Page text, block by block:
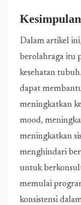
Kesimpulan
Dalam artikel
berolahraga itu
kesehatan
dapat
meningkatkan
mood,
meningkatkan
menghindari
untuk
memulai
konsistensi